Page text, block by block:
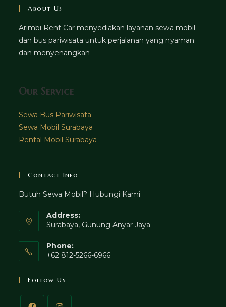
About Us
Arimbi Rent Car menyediakan layanan sewa mobil
dan bus pariwisata untuk perjalanan yang nyaman
dan menyenangkan
Our Service
Sewa Bus Pariwisata
Sewa Mobil Surabaya
Rental Mobil Surabaya
Contact Info
Butuh Sewa Mobil? Hubungi Kami
Address:
Surabaya, Gunung Anyar Jaya
Phone:
+62 812-5266-6966
Follow Us